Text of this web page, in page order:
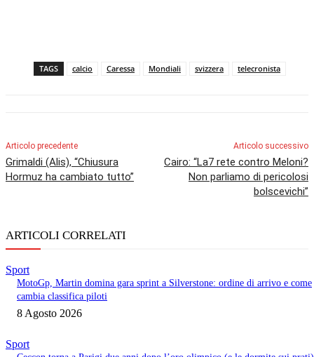
TAGS calcio Caressa Mondiali svizzera telecronista
Articolo precedente
Grimaldi (Alis), “Chiusura
Hormuz ha cambiato tutto”
Articolo successivo
Cairo: “La7 rete contro Meloni?
Non parliamo di pericolosi
bolscevichi”
ARTICOLI CORRELATI
Sport
MotoGp, Martin domina gara sprint a Silverstone: ordine di arrivo e come
cambia classifica piloti
8 Agosto 2026
Sport